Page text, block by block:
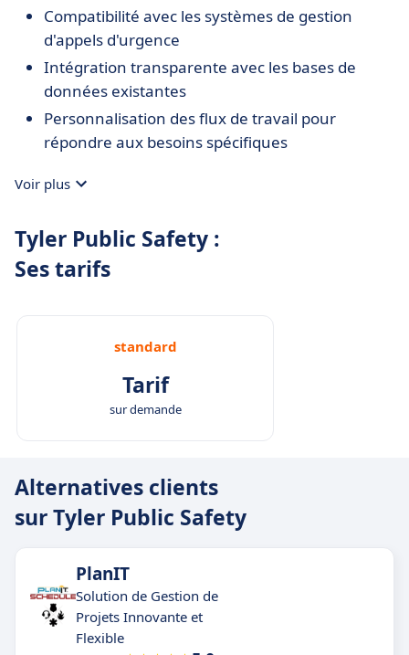
Compatibilité avec les systèmes de gestion
d'appels d'urgence
Intégration transparente avec les bases de
données existantes
Personnalisation des flux de travail pour
répondre aux besoins spécifiques
Voir plus
Tyler Public Safety :
Ses tarifs
standard
Tarif
sur demande
Alternatives clients
sur Tyler Public Safety
PlanIT
Solution de Gestion de
Projets Innovante et
Flexible